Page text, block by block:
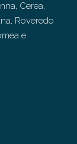
Cerea,
Roveredo
e